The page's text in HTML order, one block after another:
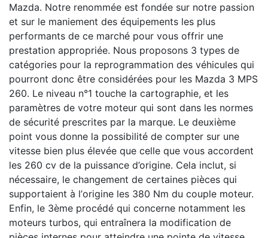
Mazda. Notre renommée est fondée sur notre passion
et sur le maniement des équipements les plus
performants de ce marché pour vous offrir une
prestation appropriée. Nous proposons 3 types de
catégories pour la reprogrammation des véhicules qui
pourront donc être considérées pour les Mazda 3 MPS
260. Le niveau n°1 touche la cartographie, et les
paramètres de votre moteur qui sont dans les normes
de sécurité prescrites par la marque. Le deuxième
point vous donne la possibilité de compter sur une
vitesse bien plus élevée que celle que vous accordent
les 260 cv de la puissance d’origine. Cela inclut, si
nécessaire, le changement de certaines pièces qui
supportaient à l’origine les 380 Nm du couple moteur.
Enfin, le 3ème procédé qui concerne notamment les
moteurs turbos, qui entraînera la modification de